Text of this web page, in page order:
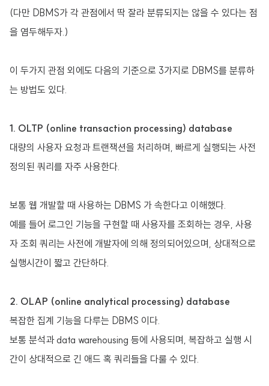
(다만 DBMS가 각 관점에서 딱 잘라 분류되지는 않을 수 있다는 점
을 염두해두자.)
이 두가지 관점 외에도 다음의 기준으로 3가지로 DBMS를 분류하
는 방법도 있다.
1. OLTP (online transaction processing) database
대량의 사용자 요청과 트랜잭션을 처리하며, 빠르게 실행되는 사전
정의된 쿼리를 자주 사용한다.
보통 웹 개발할 때 사용하는 DBMS 가 속한다고 이해했다.
예를 들어 로그인 기능을 구현할 때 사용자를 조회하는 경우, 사용
자 조회 쿼리는 사전에 개발자에 의해 정의되어있으며, 상대적으로
실행시간이 짧고 간단하다.
2. OLAP (online analytical processing) database
복잡한 집계 기능을 다루는 DBMS 이다.
보통 분석과 data warehousing 등에 사용되며, 복잡하고 실행 시
간이 상대적으로 긴 애드 혹 쿼리들을 다룰 수 있다.